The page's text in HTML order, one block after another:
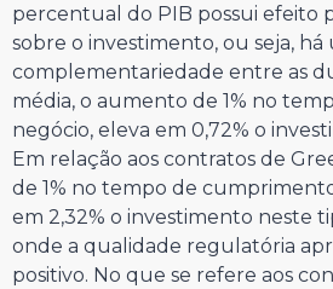
percentual do PIB possui efeito
sobre o investimento, ou seja, há
complementariedade entre as
média, o aumento de 1% no
negócio, eleva em 0,72% o
Em relação aos contratos de
de 1% no tempo de
em 2,32% o investimento neste
onde a qualidade regulatória
positivo. No que se refere aos